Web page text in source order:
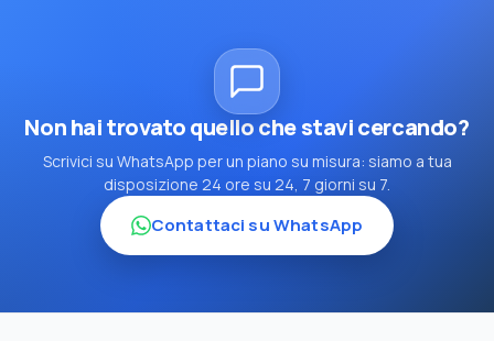
Non hai trovato quello che stavi cercando?
Scrivici su WhatsApp per un piano su misura: siamo a tua
disposizione 24 ore su 24, 7 giorni su 7.
Contattaci su WhatsApp